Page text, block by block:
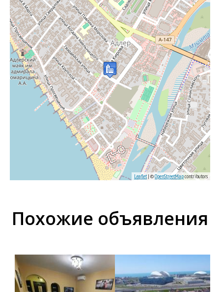
Leaflet| ©OpenStreetMapcontributors
Похожие объявления